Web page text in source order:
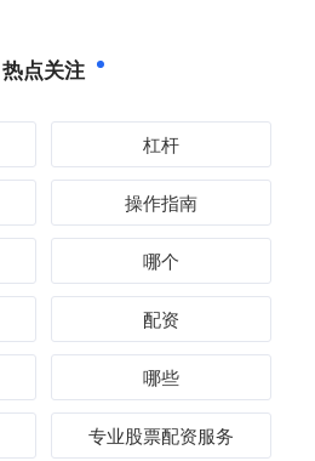
热点关注
杠杆
操作指南
哪个
配资
哪些
专业股票配资服务